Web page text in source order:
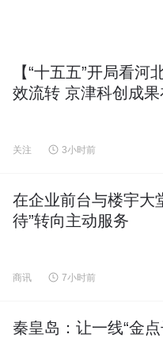
【“十五五”开局看
效流转 京津科创成
关注 3小时前
在企业前台与楼宇大
待”转向主动服务
商讯 7小时前
秦皇岛：让一线“金